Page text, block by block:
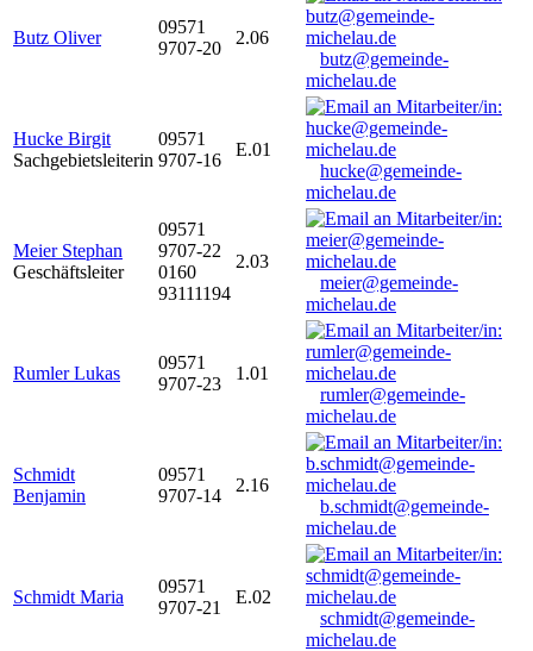
Butz Oliver
09571
9707-20
2.06
butz@gemeinde-
michelau.de
Hucke Birgit
Sachgebietsleiterin
09571
9707-16
E.01
hucke@gemeinde-
michelau.de
Meier Stephan
Geschäftsleiter
09571
9707-22
0160
93111194
2.03
meier@gemeinde-
michelau.de
Rumler Lukas
09571
9707-23
1.01
rumler@gemeinde-
michelau.de
Schmidt
Benjamin
09571
9707-14
2.16
b.schmidt@gemeinde-
michelau.de
Schmidt Maria
09571
9707-21
E.02
schmidt@gemeinde-
michelau.de